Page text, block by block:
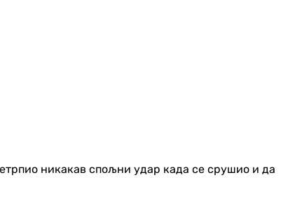
никакав спољни удар када се срушио и да